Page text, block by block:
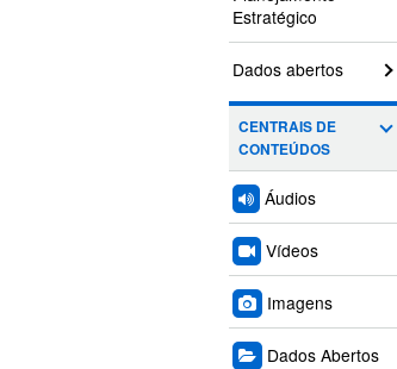
Estratégico
Dados abertos
CENTRAIS DE
CONTEÚDOS
Áudios
Vídeos
Imagens
Dados Abertos